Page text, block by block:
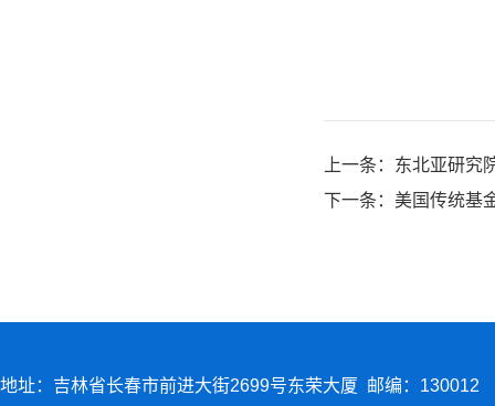
上一条： 东北亚研究
下一条： 美国传统基
地址：吉林省长春市前进大街2699号东荣大厦 邮编：130012